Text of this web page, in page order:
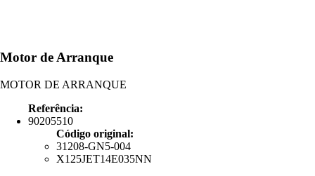
Motor de Arranque
MOTOR DE ARRANQUE
Referência:
90205510
Código original:
31208-GN5-004
X125JET14E035NN